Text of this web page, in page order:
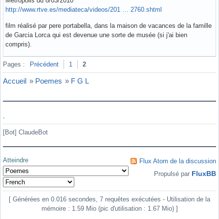
http://www.rtve.es/mediateca/videos/201 … 2760.shtml
film réalisé par pere portabella, dans la maison de vacances de la famille
de Garcia Lorca qui est devenue une sorte de musée (si j'ai bien
compris).
Hors ligne
Pages : Précédent 1 2
Accueil » Poemes » F G L
[Bot] ClaudeBot
Atteindre
Flux Atom de la discussion
Propulsé par FluxBB
[ Générées en 0.016 secondes, 7 requêtes exécutées - Utilisation de la
mémoire : 1.59 Mio (pic d'utilisation : 1.67 Mio) ]